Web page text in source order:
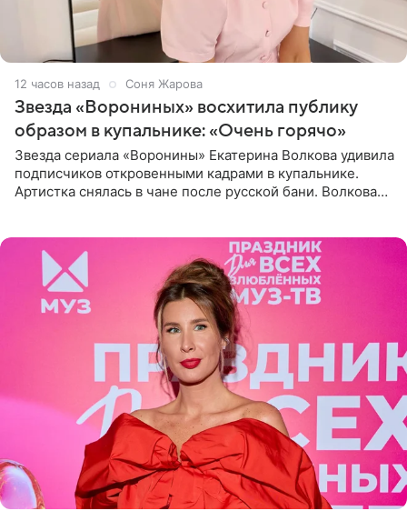
12 часов назад Соня Жарова
Звезда «Ворониных» восхитила публику
образом в купальнике: «Очень горячо»
Звезда сериала «Воронины» Екатерина Волкова удивила
подписчиков откровенными кадрами в купальнике.
Артистка снялась в чане после русской бани. Волкова